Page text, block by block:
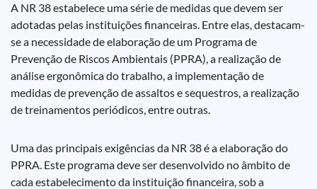
A NR 38 estabelece uma série de medidas que devem ser
adotadas pelas instituições financeiras. Entre elas, destacam-
se a necessidade de elaboração de um Programa de
Prevenção de Riscos Ambientais (PPRA), a realização de
análise ergonômica do trabalho, a implementação de
medidas de prevenção de assaltos e sequestros, a realização
de treinamentos periódicos, entre outras.
Uma das principais exigências da NR 38 é a elaboração do
PPRA. Este programa deve ser desenvolvido no âmbito de
cada estabelecimento da instituição financeira, sob a